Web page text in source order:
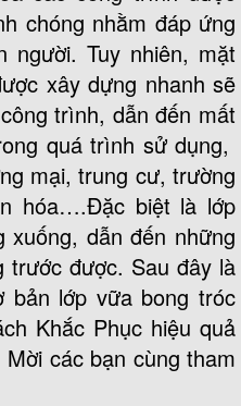
chóng nhằm đáp ứng
người. Tuy nhiên, mặt
xây dựng nhanh sẽ
trình, dẫn đến mất
quá trình sử dụng,
mại, trung cư, trường
hóa….Đặc biệt là lớp
dẫn đến những
trước được. Sau đây là
bản lớp vữa bong tróc
Khắc Phục hiệu quả
các bạn cùng tham